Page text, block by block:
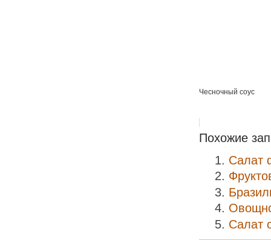
Чесночный соус
Похожие
Салат
Салат